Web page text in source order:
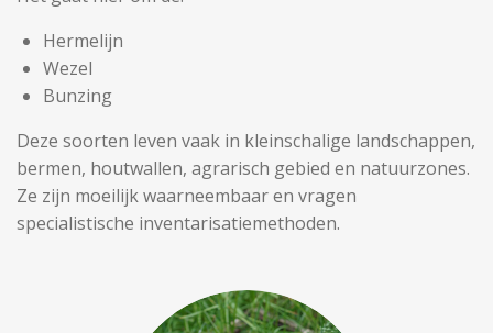
Hermelijn
Wezel
Bunzing
Deze soorten leven vaak in kleinschalige landschappen,
bermen, houtwallen, agrarisch gebied en natuurzones.
Ze zijn moeilijk waarneembaar en vragen
specialistische inventarisatiemethoden.